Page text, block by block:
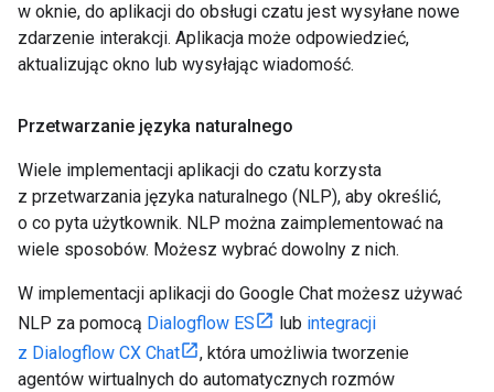
w oknie, do aplikacji do obsługi czatu jest wysyłane nowe
zdarzenie interakcji. Aplikacja może odpowiedzieć,
aktualizując okno lub wysyłając wiadomość.
Przetwarzanie języka naturalnego
Wiele implementacji aplikacji do czatu korzysta
z przetwarzania języka naturalnego (NLP), aby określić,
o co pyta użytkownik. NLP można zaimplementować na
wiele sposobów. Możesz wybrać dowolny z nich.
W implementacji aplikacji do Google Chat możesz używać
NLP za pomocą Dialogflow ES lub integracji
z Dialogflow CX Chat
, która umożliwia tworzenie
agentów wirtualnych do automatycznych rozmów